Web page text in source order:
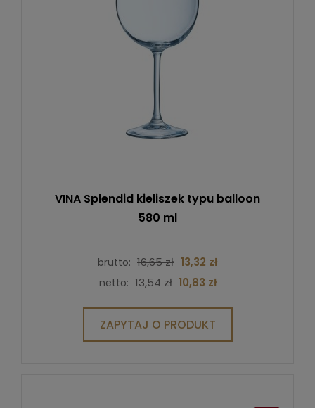
VINA Splendid kieliszek typu balloon
580 ml
brutto: 16,65 zł 13,32 zł
netto: 13,54 zł 10,83 zł
ZAPYTAJ O PRODUKT